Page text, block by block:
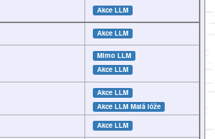
Akce LLM
Akce LLM
Mimo LLM
Akce LLM
Akce LLM
Akce LLM Malá lóže
Akce LLM